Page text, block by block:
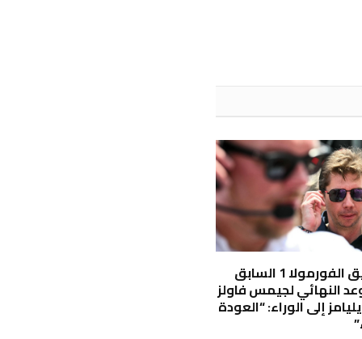
رئيس فريق الفورمولا 1 السابق
النهائي لجيمس فاولز
إلى الوراء: “العودة